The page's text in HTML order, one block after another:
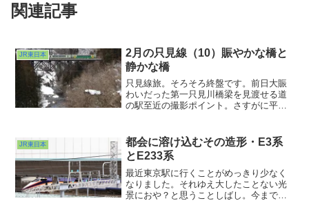
関連記事
JR東日本
2月の只見線（10）賑やかな橋と
静かな橋
只見線旅。そろそろ終盤です。前日大賑
わいだった第一只見川橋梁を見渡せる道
の駅至近の撮影ポイント。さすがに平日
イントB（一番お手軽）はインバウンドな
方々が占拠していてこりゃ撮れそうもな
いな・・・。
JR東日本
都会に溶け込むその造形・E3系
とE233系
最近東京駅に行くことがめっきり少なく
なりました。それゆえ大したことない光
景におや？と思うことしばし。今までは